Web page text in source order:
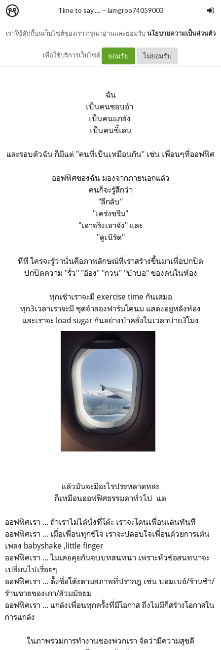
เราใช้คุ๊กกี้บนเว็บไซต์ของเรา กรุณาอ่านและยอมรับนโยบายความเป็นส่วนตัว
เพื่อใช้บริการเว็บไซต์ ยอมรับ ไม่ยอมรับ
Time to say.....– iamgroo74059003
ออฟฟิศ
ฉัน
เป็นคนชอบอำ
เป็นคนแกล้ง
เป็นคนขี้เล่น
และรอบตัวฉัน ก็มีแต่ "คนที่เป็นเหมือนกัน" เช่น เพื่อนๆที่ออฟฟิศ
ออฟฟิศของฉัน มองจากภายนอกแล้ว
คนก็จะรู้สึกว่า
"ลึกลับ"
"เคร่งขรึม"
"เอาจริงเอาจัง" และ
"ดูเนิร์ด"
หึหึ ใครจะรู้ว่านั่นคือภาพลักษณ์ที่เราสร้างขึ้นมาเพื่อปกปิด
ปกปิดความ "รั่ว" "อ๊อง" "กวน" "บ้าบอ" ของคนในห้อง
ทุกเช้าเราจะมี exercise time กันเสมอ
ทุก3เวลาเราจะมี ชุดจำลองฟาร์มโคนม แสดงอยู่หลังห้อง
และเราจะ load sugar กันอย่างบ้าคลั่งในเวลาบ่าย3โมง
แล้วมันจะมีอะไรประหลาดหละ
ก็เหมือนออฟฟิศธรรมดาทั่วไป แต่
ออฟฟิศเรา ... ถ้าเราไม่ได้นั่งที่โต๊ะ เราจะโดนเพื่อนเล่นทันที
ออฟฟิศเรา ... เมื่อเพื่อนทุกข์ใจ เราจะปลอบใจเพื่อนด้วยการเต้น
เพลง babyshake ,little finger
ออฟฟิศเรา ... ไม่เคยคุยกันจบบทสนทนา เพราะหัวข้อสนทนาจะ
เปลี่ยนไปเรื่อยๆ
ออฟฟิศเรา ... ตั้งชื่อโต๊ะตามสภาพที่ปรากฎ เช่น บอมเบย์/ร้านชำ/
ร้านขายของเก่า/ส้วมมัธยม
ออฟฟิศเรา ... แกล้งเพื่อนทุกครั้งที่มีโอกาส ถึงไม่มีก็สร้างโอกาสใน
การแกล้ง
ในภาพรวมการทำงานของพวกเรา จัดว่ามีความสุขดี